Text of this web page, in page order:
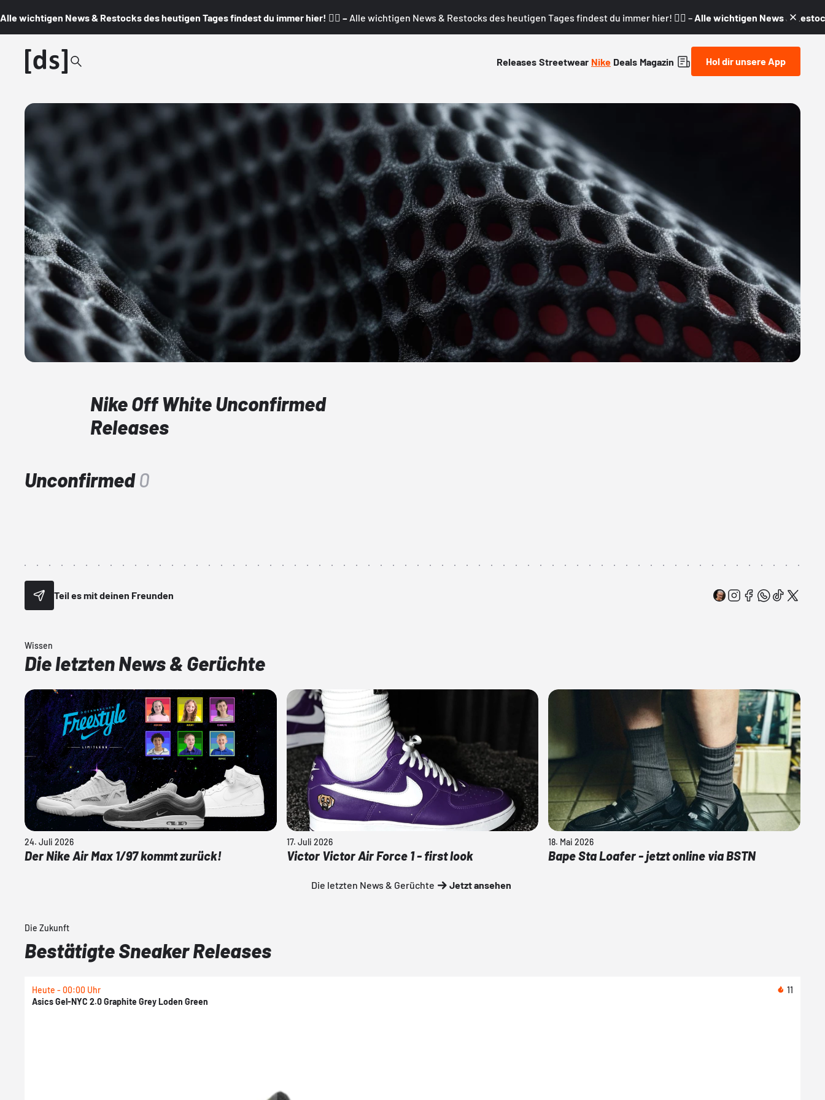
Alle wichtigen News & Restocks des heutigen Tages findest du immer hier! 👇🏼 – Alle wichtigen News & Restocks des heutigen Tages findest du immer hier! 👇🏼 – Alle wichtigen News &
Releases Streetwear Nike Deals Magazin Hol dir unsere App
Nike Off White Unconfirmed
Releases
Unconfirmed0
Teil es mit deinen Freunden
Wissen
Die letzten News & Gerüchte
24. Juli 2026
Der Nike Air Max 1/97 kommt zurück!
17. Juli 2026
Victor Victor Air Force 1 - first look
18. Mai 2026
Bape Sta Loafer - jetzt online via BSTN
Die letzten News & Gerüchte Jetzt ansehen
Die Zukunft
Bestätigte Sneaker Releases
Heute - 00:00 Uhr
11
Asics Gel-NYC 2.0 Graphite Grey Loden Green